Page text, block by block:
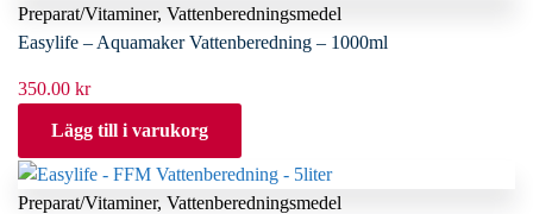
Preparat/Vitaminer, Vattenberedningsmedel
Easylife – Aquamaker Vattenberedning – 1000ml
350.00 kr
Lägg till i varukorg
Preparat/Vitaminer, Vattenberedningsmedel